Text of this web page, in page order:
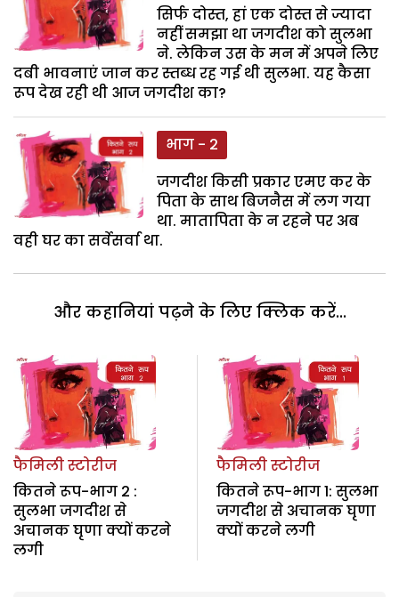
सिर्फ दोस्त, हां एक दोस्त से ज्यादा
नहीं समझा था जगदीश को सुलभा
ने. लेकिन उस के मन में अपने लिए
दबी भावनाएं जान कर स्तब्ध रह गई थी सुलभा. यह कैसा
रूप देख रही थी आज जगदीश का?
भाग - 2
जगदीश किसी प्रकार एमए कर के
पिता के साथ बिजनैस में लग गया
था. मातापिता के न रहने पर अब
वही घर का सर्वेसर्वा था.
और कहानियां पढ़ने के लिए क्लिक करें...
फैमिली स्टोरीज
कितने रूप-भाग 2 :
सुलभा जगदीश से
अचानक घृणा क्यों करने
लगी
फैमिली स्टोरीज
कितने रूप-भाग 1: सुलभा
जगदीश से अचानक घृणा
क्यों करने लगी